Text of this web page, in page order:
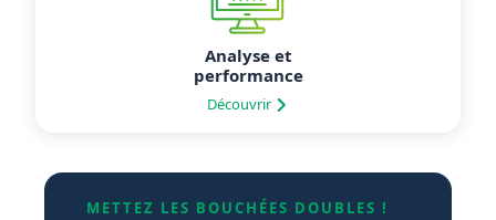
Analyse et
performance
Découvrir
METTEZ LES BOUCHÉES DOUBLES !